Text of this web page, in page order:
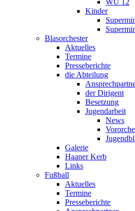
WU 12
Kinder
Blasorchester
Aktuelles
Termine
Presseberichte
die Abteilung
der Dirigent
Besetzung
Jugendarbeit
News
Galerie
Haaner Kerb
Links
Fußball
Aktuelles
Termine
Presseberichte